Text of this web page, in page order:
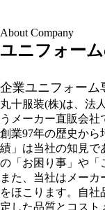
About Company
ユニフォー
企業ユニフォーム
丸十服装(株)は、法
うメーカー直販会社
創業97年の歴史から
績」は当社の知見で
の「お困り事」や「
また、当社はメー
をほこります。自
定した品質とコスト